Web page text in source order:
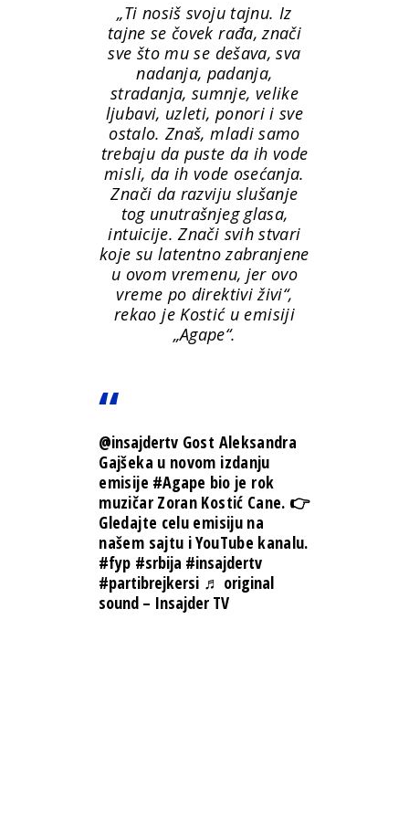
„Ti nosiš svoju tajnu. Iz
tajne se čovek rađa, znači
sve što mu se dešava, sva
nadanja, padanja,
stradanja, sumnje, velike
ljubavi, uzleti, ponori i sve
ostalo. Znaš, mladi samo
trebaju da puste da ih vode
misli, da ih vode osećanja.
Znači da razviju slušanje
tog unutrašnjeg glasa,
intuicije. Znači svih stvari
koje su latentno zabranjene
u ovom vremenu, jer ovo
vreme po direktivi živi“,
rekao je Kostić u emisiji
„Agape“.
@insajdertv Gost Aleksandra
Gajšeka u novom izdanju
emisije #Agape bio je rok
muzičar Zoran Kostić Cane. 👉
Gledajte celu emisiju na
našem sajtu i YouTube kanalu.
#fyp #srbija #insajdertv
#partibrejkersi ♬ original
sound – Insajder TV